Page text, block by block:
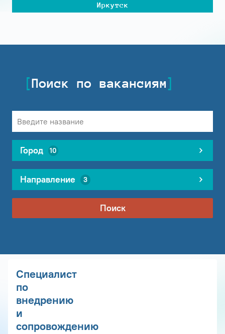
Иркутск
Поиск по вакансиям
Город 10
Направление 3
Поиск
Специалист
по
внедрению
и
сопровождению